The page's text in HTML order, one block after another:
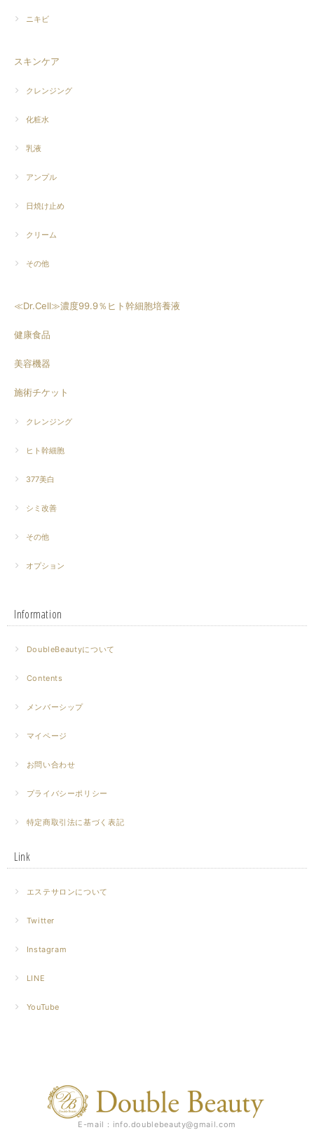
ニキビ
スキンケア
クレンジング
化粧水
乳液
アンプル
日焼け止め
クリーム
その他
≪Dr.Cell≫濃度99.9％ヒト幹細胞培養液
健康食品
美容機器
施術チケット
クレンジング
ヒト幹細胞
377美白
シミ改善
その他
オプション
Information
DoubleBeautyについて
Contents
メンバーシップ
マイページ
お問い合わせ
プライバシーポリシー
特定商取引法に基づく表記
Link
エステサロンについて
Twitter
Instagram
LINE
YouTube
E-mail： info.doublebeauty@gmail.com